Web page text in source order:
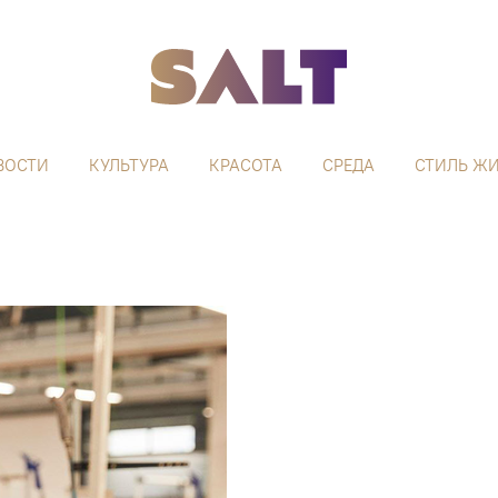
КУЛЬТУРА КРАСОТА СРЕДА СТИЛЬ